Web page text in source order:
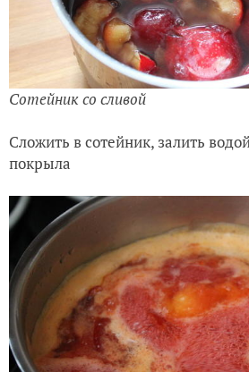
Сотейник со сливой
Сложить в сотейник, залить
покрыла